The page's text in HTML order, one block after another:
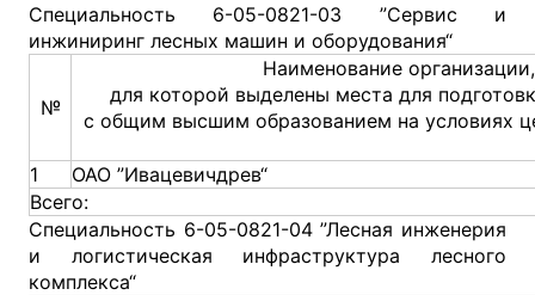
Специальность 6-05-0821-03 ”Сервис и
инжиниринг лесных машин и оборудования“
№
Наименование организации,
для которой выделены места для
с общим высшим образованием на условиях
1
ОАО ”Ивацевичдрев“
Всего:
Специальность 6-05-0821-04 ”Лесная инженерия
и логистическая инфраструктура лесного
комплекса“